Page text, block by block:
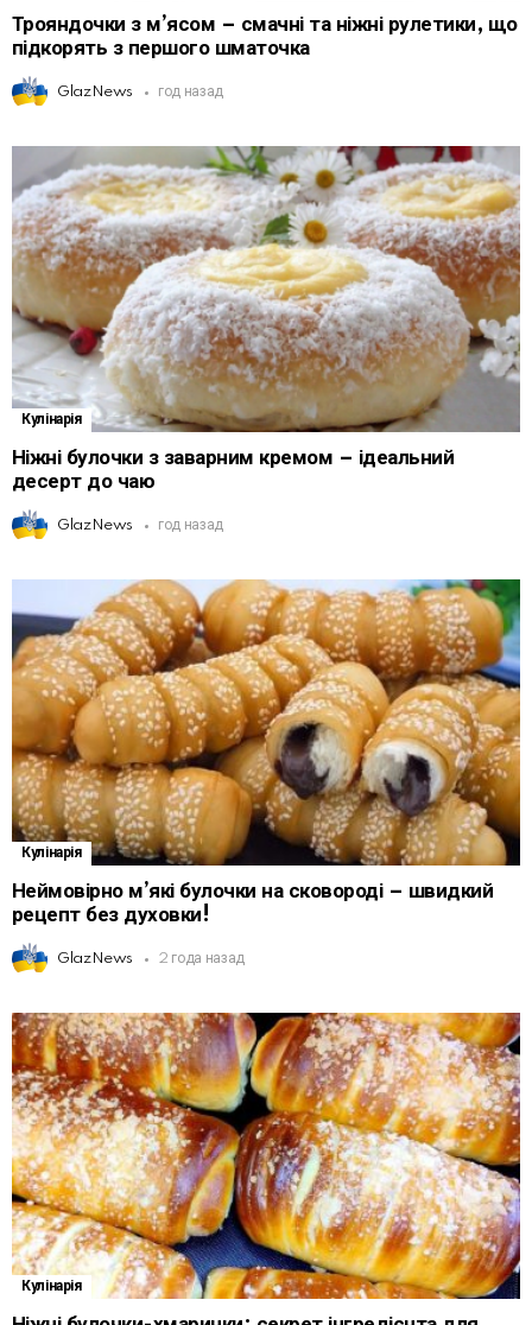
Трояндочки з м’ясом – смачні та ніжні рулетики, що
підкорять з першого шматочка
GlazNews год назад
Кулінарія
Ніжні булочки з заварним кремом – ідеальний
десерт до чаю
GlazNews год назад
Кулінарія
Неймовірно м’які булочки на сковороді – швидкий
рецепт без духовки!
GlazNews 2 года назад
Кулінарія